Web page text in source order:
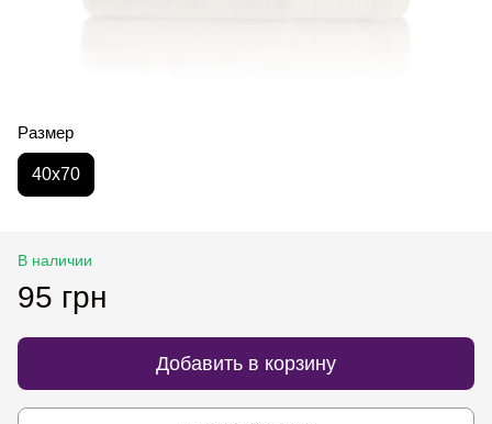
Размер
40х70
В наличии
95 грн
Добавить в корзину